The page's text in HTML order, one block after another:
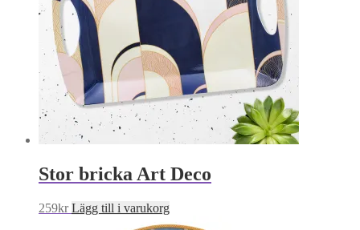
Stor bricka Art Deco
259kr Lägg till i varukorg